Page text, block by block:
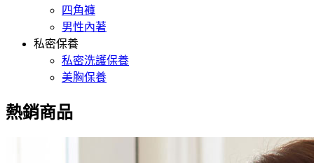
四角褲
男性內著
私密保養
私密洗護保養
美胸保養
熱銷商品